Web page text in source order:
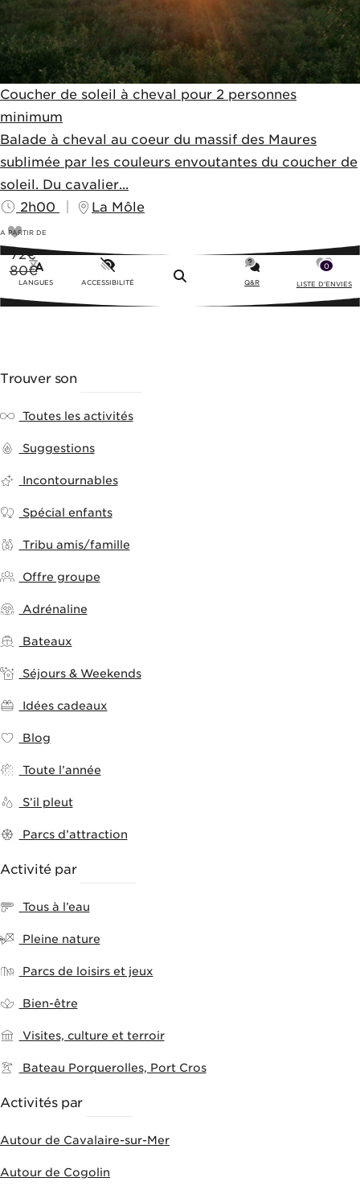
Coucher de soleil à cheval pour 2 personnes
minimum
Balade à cheval au coeur du massif des Maures
sublimée par les couleurs envoutantes du coucher de
soleil. Du cavalier...
2h00
La Môle
A PARTIR DE
72€
80€
LANGUES ACCESSIBILITÉ Menu Q&R
0
LISTE D'ENVIES
Trouver son
Toutes les activités
Suggestions
Incontournables
Spécial enfants
Tribu amis/famille
Offre groupe
Adrénaline
Bateaux
Séjours & Weekends
Idées cadeaux
Blog
Toute l’année
S’il pleut
Parcs d’attraction
Activité par
Tous à l’eau
Pleine nature
Parcs de loisirs et jeux
Bien-être
Visites, culture et terroir
Bateau Porquerolles, Port Cros
Activités par
Autour de Cavalaire-sur-Mer
Autour de Cogolin